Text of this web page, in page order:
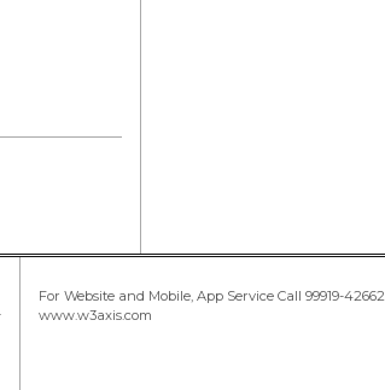
For Website and Mobile, App Service Call 99919-42662
www.w3axis.com